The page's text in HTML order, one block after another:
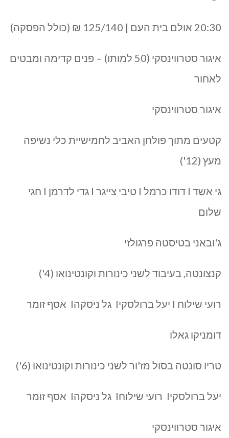
20:30 אולם בית העם | 125/140 ₪ (כולל הפסקה)
איגור סטרווינסקי (50 למותו) – פנים קדימה ומבטים
לאחור
איגור סטרווינסקי
קטעים מתוך פולחן האביב לחמישיית כלי נשיפה
מעץ (12')
גי אשד I דודו כרמל I טיבי צייגר I גדי לדרמן I חגי
שלום
ג'ובאני בטיסטה פרגולזי
קנצונטה, בעיבוד לשני כינורות וקונטינואו (4')
רועי שילוח I יעל ברולסקיI גל ניסקהI אסף זומר
דומניקו גאלו
טריו סונטה בסול מז'ור לשני כינורות וקונטינואו (6')
יעל ברולסקיI רועי שילוחI גל ניסקהI אסף זומר
איגור סטרווינסקי